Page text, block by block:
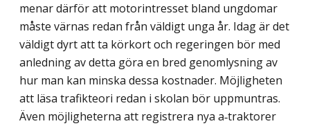
menar därför att motorintresset bland ungdomar
måste värnas redan från väldigt unga år. Idag är det
väldigt dyrt att ta körkort och regeringen bör med
anledning av detta göra en bred genomlysning av
hur man kan minska dessa kostnader. Möjligheten
att läsa trafikteori redan i skolan bör uppmuntras.
Även möjligheterna att registrera nya a‑traktorer